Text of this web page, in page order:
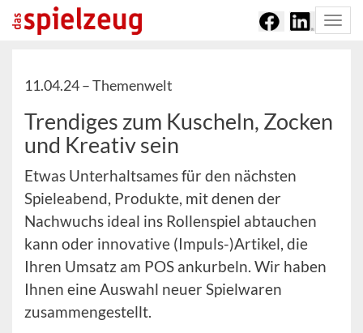
11.04.24 –Themenwelt
Trendiges zum Kuscheln, Zocken
und Kreativ sein
Etwas Unterhaltsames für den nächsten
Spieleabend, Produkte, mit denen der
Nachwuchs ideal ins Rollenspiel abtauchen
kann oder innovative (Impuls-)Artikel, die
Ihren Umsatz am POS ankurbeln. Wir haben
Ihnen eine Auswahl neuer Spielwaren
zusammengestellt.